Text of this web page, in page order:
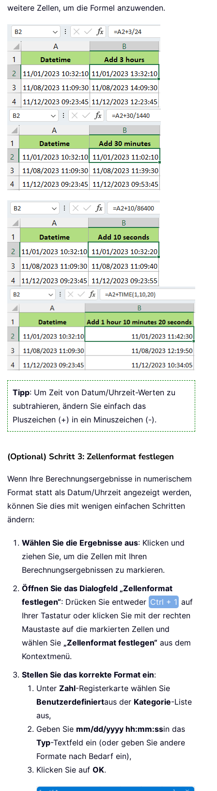
weitere Zellen, um die Formel anzuwenden.
Tipp: Um Zeit von Datum/Uhrzeit-Werten zu
subtrahieren, ändern Sie einfach das
Pluszeichen (+) in ein Minuszeichen (-).
(Optional) Schritt 3: Zellenformat festlegen
Wenn Ihre Berechnungsergebnisse in numerischem
Format statt als Datum/Uhrzeit angezeigt werden,
können Sie dies mit wenigen einfachen Schritten
ändern:
Wählen Sie die Ergebnisse aus: Klicken und
ziehen Sie, um die Zellen mit Ihren
Berechnungsergebnissen zu markieren.
Öffnen Sie das Dialogfeld „Zellenformat
festlegen“: Drücken Sie entweder Ctrl + 1 auf
Ihrer Tastatur oder klicken Sie mit der rechten
Maustaste auf die markierten Zellen und
wählen Sie „Zellenformat festlegen“ aus dem
Kontextmenü.
Stellen Sie das korrekte Format ein:
Unter Zahl-Registerkarte wählen Sie
Benutzerdefiniertaus der Kategorie-Liste
aus,
Geben Sie mm/dd/yyyy hh:mm:ssin das
Typ-Textfeld ein (oder geben Sie andere
Formate nach Bedarf ein),
Klicken Sie auf OK.